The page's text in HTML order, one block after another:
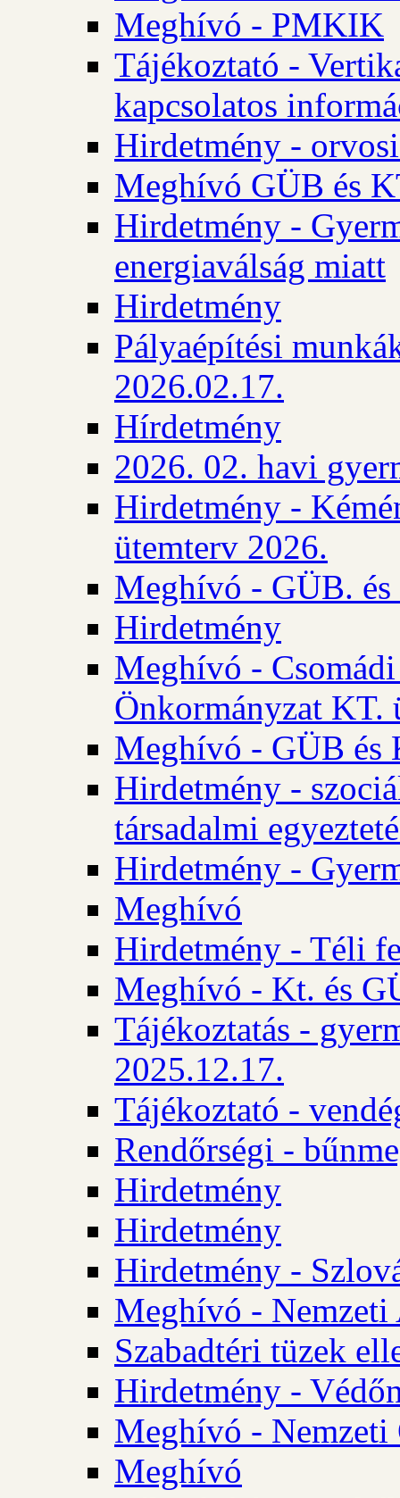
Meghívó - PMKIK
Tájékoztató -
kapcsolatos
Hirdetmény -
Meghívó GÜB és
Hirdetmény -
energiaválság miatt
Hirdetmény
Pályaépítési
2026.02.17.
Hírdetmény
2026. 02. havi
Hirdetmény -
ütemterv 2026.
Meghívó - GÜB.
Hirdetmény
Meghívó -
Önkormányzat KT.
Meghívó - GÜB és
Hirdetmény -
társadalmi
Hirdetmény -
Meghívó
Hirdetmény - Téli
Meghívó - Kt. és
Tájékoztatás -
2025.12.17.
Tájékoztató -
Rendőrségi -
Hirdetmény
Hirdetmény
Hirdetmény -
Meghívó - Nemzeti
Szabadtéri tüzek
Hirdetmény -
Meghívó - Nemzeti
Meghívó